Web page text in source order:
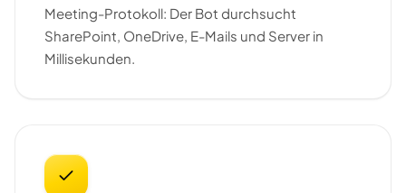
Meeting-Protokoll: Der Bot durchsucht
SharePoint, OneDrive, E-Mails und Server in
Millisekunden.